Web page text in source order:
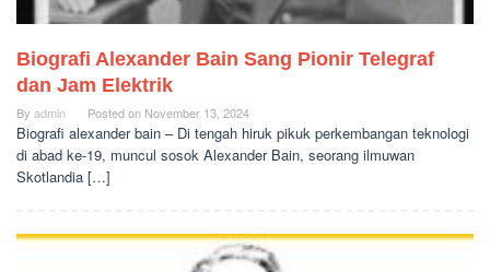
Biografi Alexander Bain Sang Pionir Telegraf
dan Jam Elektrik
By admin Posted on November 13, 2024
Biografi alexander bain – Di tengah hiruk pikuk perkembangan teknologi
di abad ke-19, muncul sosok Alexander Bain, seorang ilmuwan
Skotlandia […]